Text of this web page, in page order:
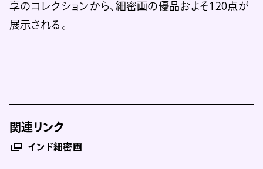
享のコレクションから、細密画の優品およそ120点が
展示される。
関連リンク
インド細密画